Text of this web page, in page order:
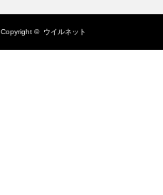
Copyright © ウイルネット